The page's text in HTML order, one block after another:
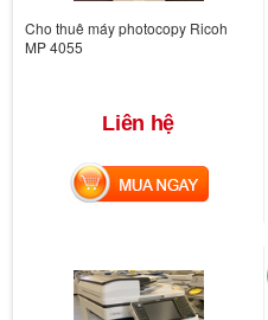
Cho thuê máy photocopy Ricoh
MP 4055
Liên hệ
MUA NGAY